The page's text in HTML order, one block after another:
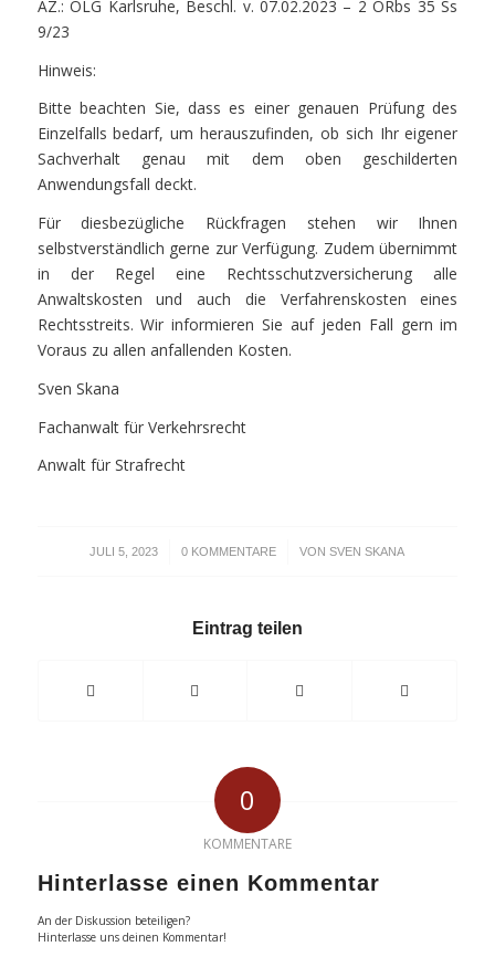
AZ.: OLG Karlsruhe, Beschl. v. 07.02.2023 – 2 ORbs 35 Ss
9/23
Hinweis:
Bitte beachten Sie, dass es einer genauen Prüfung des
Einzelfalls bedarf, um herauszufinden, ob sich Ihr eigener
Sachverhalt genau mit dem oben geschilderten
Anwendungsfall deckt.
Für diesbezügliche Rückfragen stehen wir Ihnen
selbstverständlich gerne zur Verfügung. Zudem übernimmt
in der Regel eine Rechtsschutzversicherung alle
Anwaltskosten und auch die Verfahrenskosten eines
Rechtsstreits. Wir informieren Sie auf jeden Fall gern im
Voraus zu allen anfallenden Kosten.
Sven Skana
Fachanwalt für Verkehrsrecht
Anwalt für Strafrecht
JULI 5, 2023
/ 0 KOMMENTARE
/ VONSVEN SKANA
Eintrag teilen
0
KOMMENTARE
Hinterlasse einen Kommentar
An der Diskussion beteiligen?
Hinterlasse uns deinen Kommentar!